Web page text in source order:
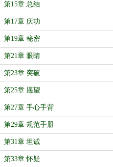
第15章 总结
第17章 庆功
第19章 秘密
第21章 眼睛
第23章 突破
第25章 愿望
第27章 手心手背
第29章 规范手册
第31章 坦诚
第33章 怀疑